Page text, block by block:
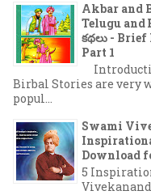
Akbar and
Telugu and
కథలు -
Part 1
Birbal Stories are very
popul...
Swami
Download
5